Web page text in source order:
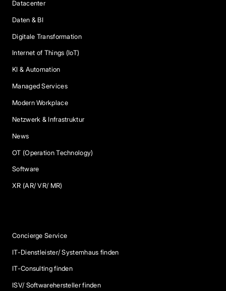
Datacenter
Daten & BI
Digitale Transformation
Internet of Things (IoT)
KI & Automation
Managed Services
Modern Workplace
Netzwerk & Infrastruktur
News
OT (Operation Technology)
Software
XR (AR/ VR/ MR)
Concierge Service
IT-Dienstleister/ Systemhaus finden
IT-Consulting finden
ISV/ Softwarehersteller finden